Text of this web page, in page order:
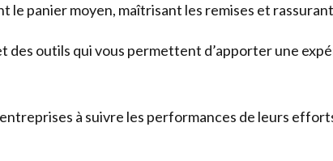
panier moyen, maîtrisant les remises et
des outils qui vous permettent d’apporter une
à suivre les performances de leurs